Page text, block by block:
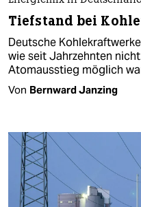
Tiefstand bei
Deutsche
wie seit Jahrzehnten
Atomausstieg möglich
Von Bernward Janzing